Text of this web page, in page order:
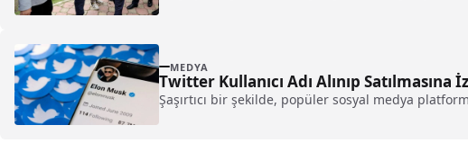
MEDYA
Twitter Kullanıcı Adı Alınıp
Şaşırtıcı bir şekilde, popüler sosyal medya